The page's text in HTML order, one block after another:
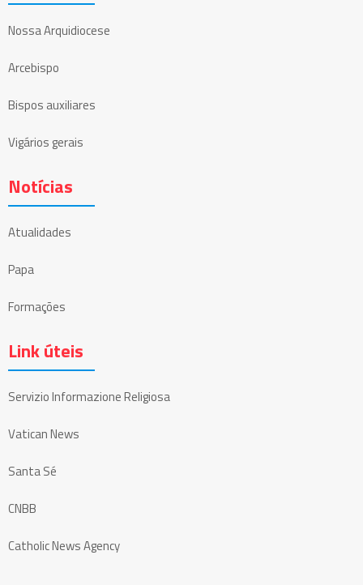
Nossa Arquidiocese
Arcebispo
Bispos auxiliares
Vigários gerais
Notícias
Atualidades
Papa
Formações
Link úteis
Servizio Informazione Religiosa
Vatican News
Santa Sé
CNBB
Catholic News Agency